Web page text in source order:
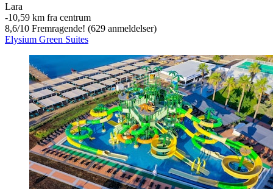
Lara
‐10,59 km fra centrum
8,6/10 Fremragende! (629 anmeldelser)
Elysium Green Suites